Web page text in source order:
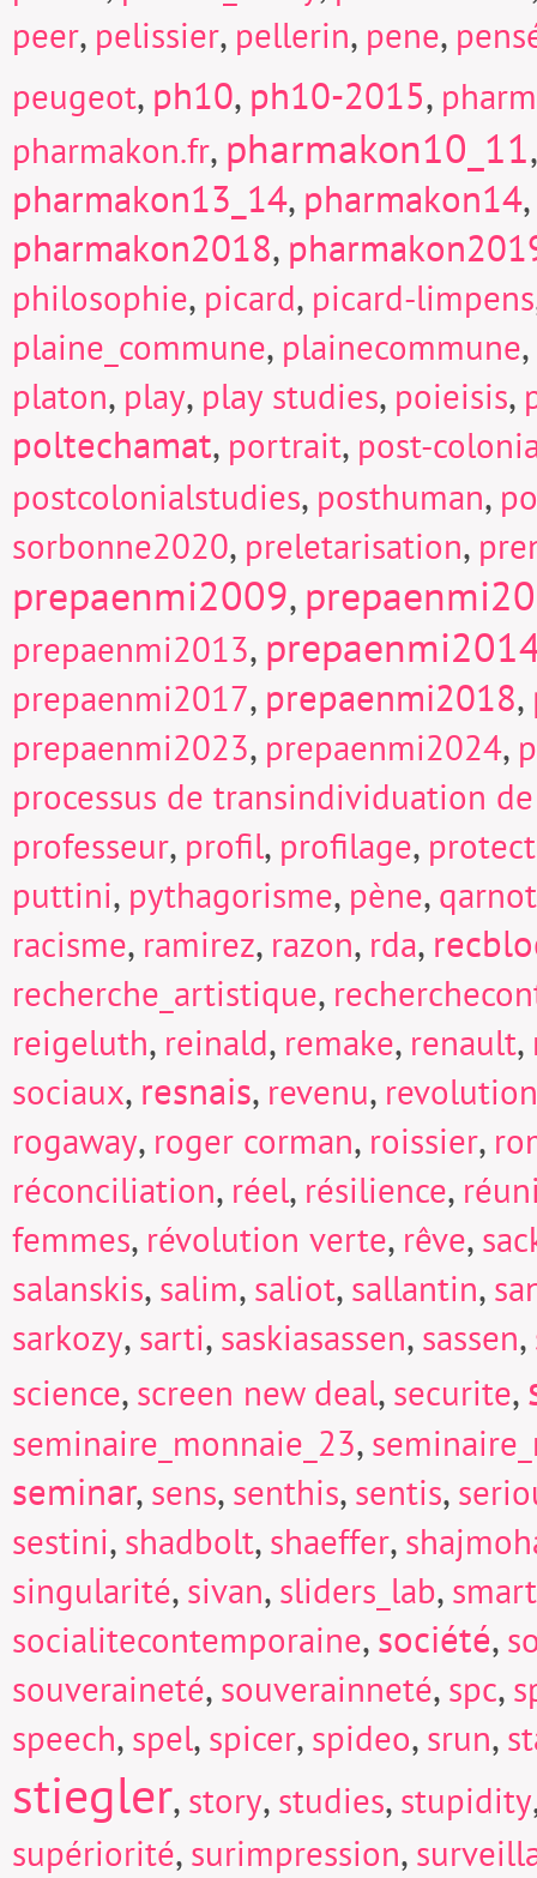
peer, pelissier, pellerin, pene,
peugeot, ph10, ph10-2015,
pharmakon.fr, pharmakon10_11
pharmakon13_14, pharmakon14,
pharmakon2018,
philosophie, picard, picard-limpens
plaine_commune, plainecommune,
platon, play, play studies, poieisis,
poltechamat, portrait, post-
postcolonialstudies, posthuman,
sorbonne2020, preletarisation,
prepaenmi2009,
prepaenmi2013,
prepaenmi2017, prepaenmi2018,
prepaenmi2023, prepaenmi2024,
processus de transindividuation
professeur, profil, profilage,
puttini, pythagorisme, pène, qarnot
racisme, ramirez, razon, rda,
recherche_artistique,
reigeluth, reinald, remake, renault,
sociaux, resnais, revenu, revolution
rogaway, roger corman, roissier,
réconciliation, réel, résilience,
femmes, révolution verte, rêve,
salanskis, salim, saliot, sallantin,
sarkozy, sarti, saskiasassen, sassen,
science, screen new deal, securite,
seminaire_monnaie_23,
seminar, sens, senthis, sentis,
sestini, shadbolt, shaeffer,
singularité, sivan, sliders_lab,
socialitecontemporaine,société,
souveraineté, souverainneté, spc,
speech, spel, spicer, spideo, srun,
stiegler, story, studies, stupidity
supériorité, surimpression,